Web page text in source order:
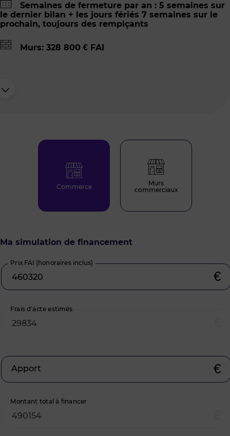
Semaines de fermeture par an : 5 semaines sur
le dernier bilan + les jours fériés 7 semaines sur le
prochain, toujours des remplçants
Murs: 328 800 € FAI
Commerce
Murs
commerciaux
Ma simulation de financement
Prix FAI (honoraires inclus)
€
Frais d’acte estimés
Apport €
Montant total à financer